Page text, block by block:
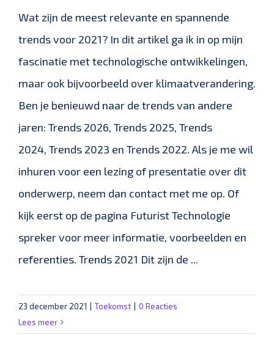
Wat zijn de meest relevante en spannende
trends voor 2021? In dit artikel ga ik in op mijn
fascinatie met technologische ontwikkelingen,
maar ook bijvoorbeeld over klimaatverandering.
Ben je benieuwd naar de trends van andere
jaren: Trends 2026, Trends 2025, Trends
2024, Trends 2023 en Trends 2022. Als je me wil
inhuren voor een lezing of presentatie over dit
onderwerp, neem dan contact met me op. Of
kijk eerst op de pagina Futurist Technologie
spreker voor meer informatie, voorbeelden en
referenties. Trends 2021 Dit zijn de ...
23 december 2021 Toekomst
0 Reacties
Lees meer